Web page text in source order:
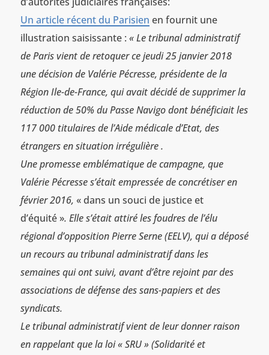
Un article récent du Parisien en fournit une
illustration saisissante : « Le tribunal administratif
de Paris vient de retoquer ce jeudi 25 janvier 2018
une décision de Valérie Pécresse, présidente de la
Région Ile-de-France, qui avait décidé de supprimer la
réduction de 50% du Passe Navigo dont bénéficiait les
117 000 titulaires de l’Aide médicale d’Etat, des
étrangers en situation irrégulière .
Une promesse emblématique de campagne, que
Valérie Pécresse s’était empressée de concrétiser en
février 2016, « dans un souci de justice et
d’équité ». Elle s’était attiré les foudres de l’élu
régional d’opposition Pierre Serne (EELV), qui a déposé
un recours au tribunal administratif dans les
semaines qui ont suivi, avant d’être rejoint par des
associations de défense des sans-papiers et des
syndicats.
Le tribunal administratif vient de leur donner raison
en rappelant que la loi « SRU » (Solidarité et